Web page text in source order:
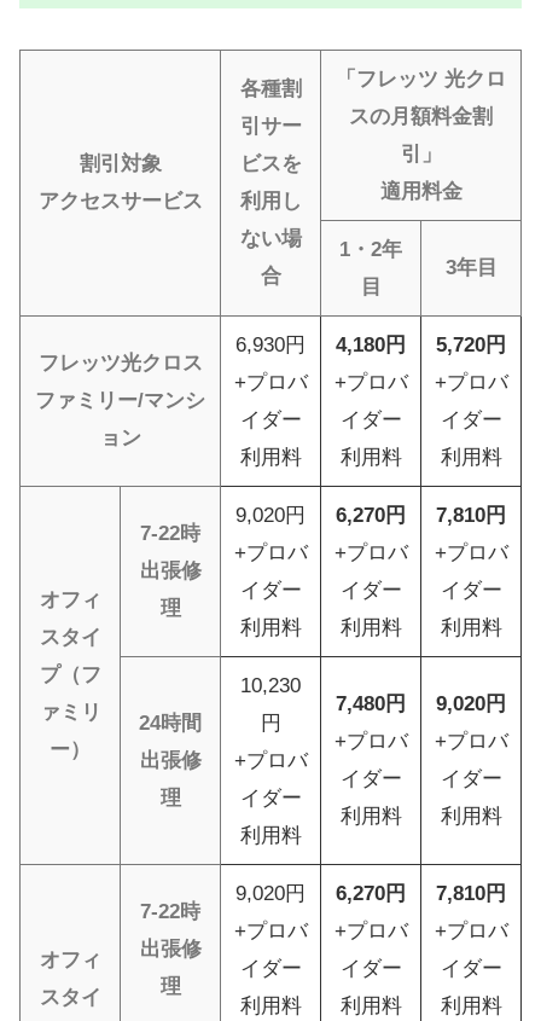
割引対象
アクセスサービス
各種割
引サー
ビスを
利用し
ない場
合
「フレッツ 光クロ
スの月額料金割
引」
適用料金
1・2年
目
3年目
フレッツ光クロス
ファミリー/マンシ
ョン
6,930円
+プロバ
イダー
利用料
4,180円
+プロバ
イダー
利用料
5,720円
+プロバ
イダー
利用料
オフィ
スタイ
プ（フ
ァミリ
ー）
7-22時
出張修
理
9,020円
+プロバ
イダー
利用料
6,270円
+プロバ
イダー
利用料
7,810円
+プロバ
イダー
利用料
24時間
出張修
理
10,230
円
+プロバ
イダー
利用料
7,480円
+プロバ
イダー
利用料
9,020円
+プロバ
イダー
利用料
オフィ
スタイ
7-22時
出張修
理
9,020円
+プロバ
イダー
利用料
6,270円
+プロバ
イダー
利用料
7,810円
+プロバ
イダー
利用料